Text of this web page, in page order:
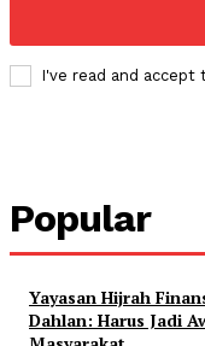
I've read and accept
Popular
Yayasan Hijrah
Dahlan: Harus Jadi